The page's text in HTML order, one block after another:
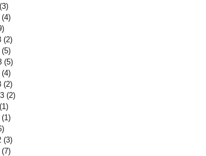
(3)
(4)
(2)
(5)
(5)
(4)
(2)
(2)
(1)
(1)
(3)
(7)